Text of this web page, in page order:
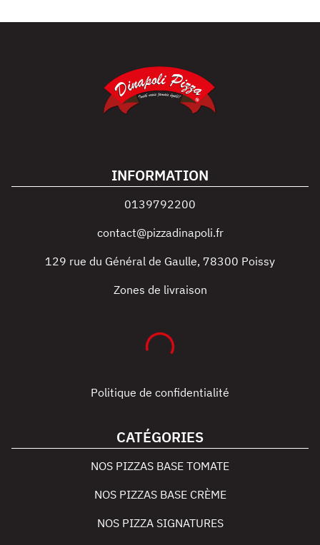
INFORMATION
0139792200
contact@pizzadinapoli.fr
129 rue du Général de Gaulle, 78300 Poissy
Zones de livraison
Politique de confidentialité
CATÉGORIES
NOS PIZZAS BASE TOMATE
NOS PIZZAS BASE CRÈME
NOS PIZZA SIGNATURES